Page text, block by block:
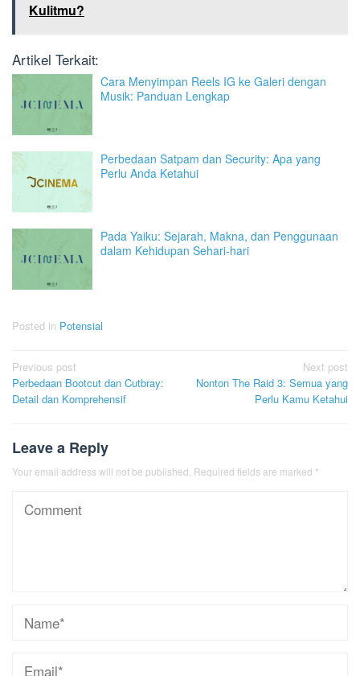
Kulitmu?
Artikel Terkait:
Cara Menyimpan Reels IG ke Galeri dengan
Musik: Panduan Lengkap
Perbedaan Satpam dan Security: Apa yang
Perlu Anda Ketahui
Pada Yaiku: Sejarah, Makna, dan Penggunaan
dalam Kehidupan Sehari-hari
Posted in Potensial
Post
navigation
Previous post
Perbedaan Bootcut dan Cutbray:
Detail dan Komprehensif
Next post
Nonton The Raid 3: Semua yang
Perlu Kamu Ketahui
Leave a Reply
Your email address will not be published. Required fields are marked *